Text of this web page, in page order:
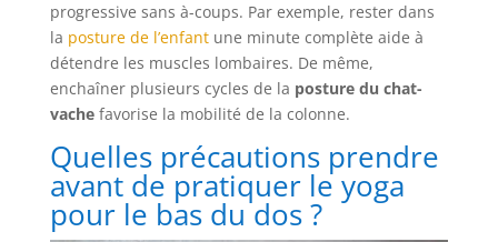
progressive sans à-coups. Par exemple, rester dans
la posture de l’enfantune minute complète aide à
détendre les muscles lombaires. De même,
enchaîner plusieurs cycles de la posture du chat-
vachefavorise la mobilité de la colonne.
Quelles précautions prendre
avant de pratiquer le yoga
pour le bas du dos ?